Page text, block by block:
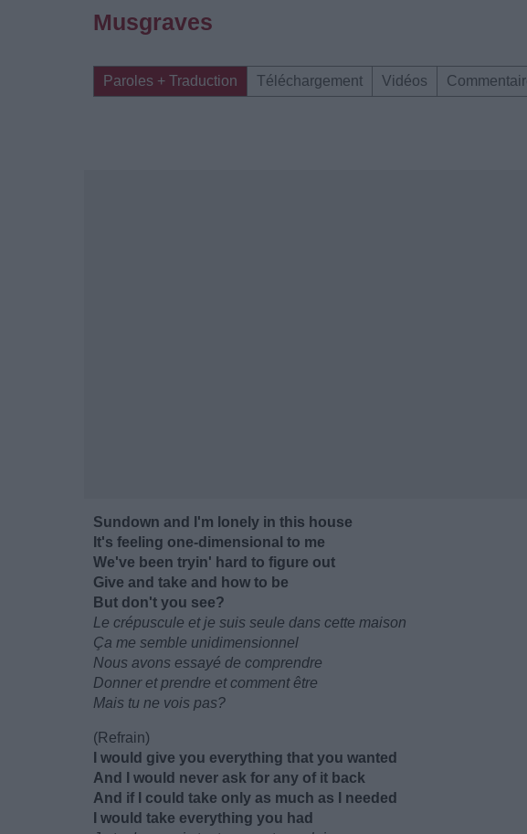
Musgraves
Paroles + Traduction Téléchargement Vidéos
Sundown and I'm lonely in this house
It's feeling one-dimensional to me
We've been tryin' hard to figure out
Give and take and how to be
But don't you see?
Le crépuscule et je suis seule dans cette maison
Ça me semble unidimensionnel
Nous avons essayé de comprendre
Donner et prendre et comment être
Mais tu ne vois pas?
(Refrain)
I would give you everything that you wanted
And I would never ask for any of it back
And if I could take only as much as I needed
I would take everything you had